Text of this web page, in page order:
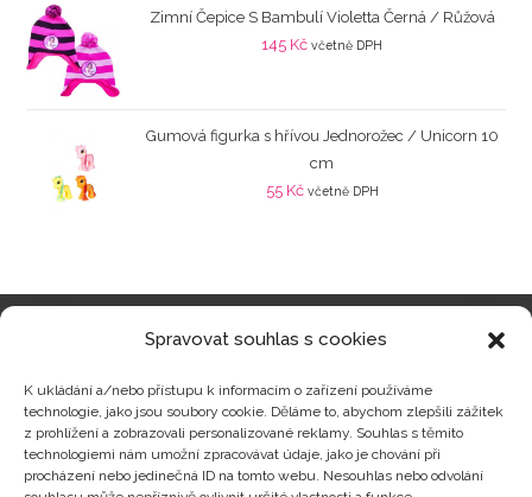
Spravovat souhlas s cookies
K ukládání a/nebo přístupu k informacím o zařízení používáme
technologie, jako jsou soubory cookie. Děláme to, abychom zlepšili zážitek
z prohlížení a zobrazovali personalizované reklamy. Souhlas s těmito
technologiemi nám umožní zpracovávat údaje, jako je chování při
procházení nebo jedinečná ID na tomto webu. Nesouhlas nebo odvolání
Zimní Čepice S Bambulí Violetta Černá / Růžová
145 Kč včetně DPH
Gumová figurka s hřívou Jednorožec / Unicorn 10
cm
55 Kč včetně DPH
Zajímavosti